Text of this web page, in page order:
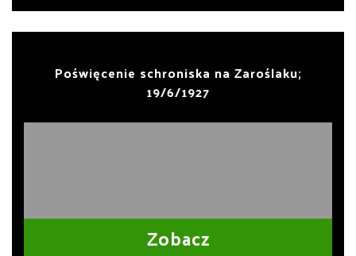
Poświęcenie schroniska na Zaroślaku;
19/6/1927
Zobacz